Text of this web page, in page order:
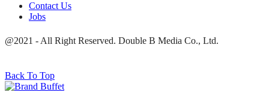
Contact Us
Jobs
@2021 - All Right Reserved. Double B Media Co., Ltd.
Back To Top